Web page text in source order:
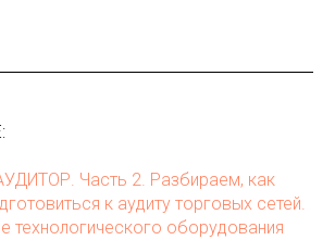
Часть 2. Разбираем, как
к аудиту торговых сетей.
технологического оборудования